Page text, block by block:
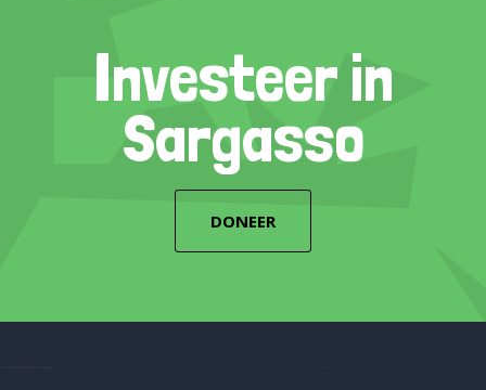
Investeer in
Sargasso
DONEER